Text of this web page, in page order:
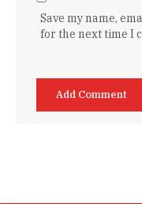
Save my name,
for the next time I